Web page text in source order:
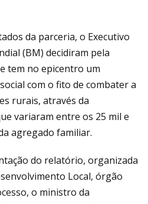
da parceria, o Executivo
(BM) decidiram pela
tem no epicentro um
com o fito de combater a
rurais, através da
variaram entre os 25 mil e
agregado familiar.
do relatório, organizada
Local, órgão
o ministro da